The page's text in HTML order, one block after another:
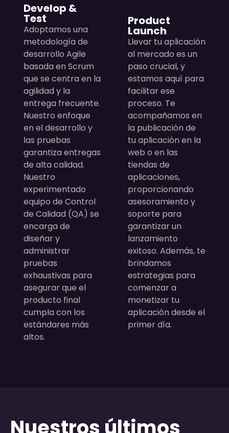
Develop &
Test
Adoptamos una
metodología de
desarrollo Agile
basada en Scrum
que se centra en la
agilidad y la
entrega frecuente.
Nuestro enfoque
en el desarrollo y
las pruebas
garantiza entregas
de alta calidad.
Nuestro
experimentado
equipo de Control
de Calidad (QA) se
encarga de
diseñar y
administrar
pruebas
exhaustivas para
asegurar que el
producto final
cumpla con los
estándares más
altos.
Product
Launch
Llevar tu aplicación
al mercado es un
paso crucial, y
estamos aquí para
facilitar ese
proceso. Te
acompañamos en
la publicación de
tu aplicación en la
web o en las
tiendas de
aplicaciones,
proporcionando
asesoramiento y
soporte para
garantizar un
lanzamiento
exitoso. Además, te
brindamos
estrategias para
comenzar a
monetizar tu
aplicación desde el
primer día.
Nuestros últimos